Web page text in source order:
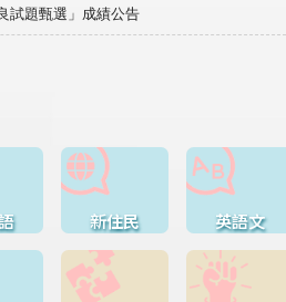
試題甄選」成績公告
新住民 英語文